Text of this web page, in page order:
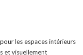
les espaces intérieurs
et visuellement